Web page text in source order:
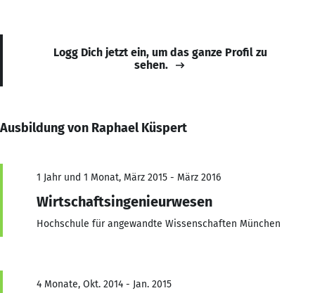
Logg Dich jetzt ein, um das ganze Profil zu
sehen.
Ausbildung von Raphael Küspert
1 Jahr und 1 Monat, März 2015 - März 2016
Wirtschaftsingenieurwesen
Hochschule für angewandte Wissenschaften München
4 Monate, Okt. 2014 - Jan. 2015